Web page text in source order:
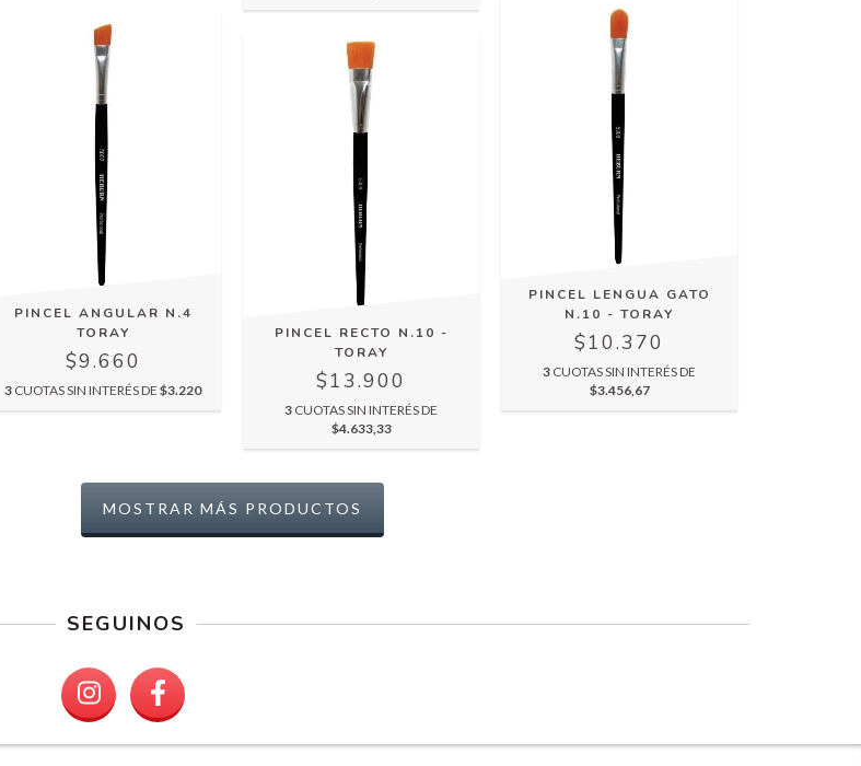
PINCEL ANGULAR N.4
TORAY
$9.660
3 CUOTAS SIN INTERÉS DE$3.220
PINCEL RECTO N.10 -
TORAY
$13.900
3 CUOTAS SIN INTERÉS DE
$4.633,33
PINCEL LENGUA GATO
N.10 - TORAY
$10.370
3 CUOTAS SIN INTERÉS DE
$3.456,67
MOSTRAR MÁS PRODUCTOS
SEGUINOS